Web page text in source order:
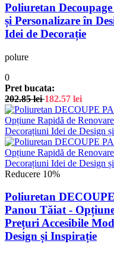
Poliuretan
și Personalizare în
Idei de Decorație
polure
0
Pret bucata:
202.85lei 182.57 lei
Reducere 10%
Poliuretan
Panou Tăiat -
Prețuri Accesibile
Design și Inspirație